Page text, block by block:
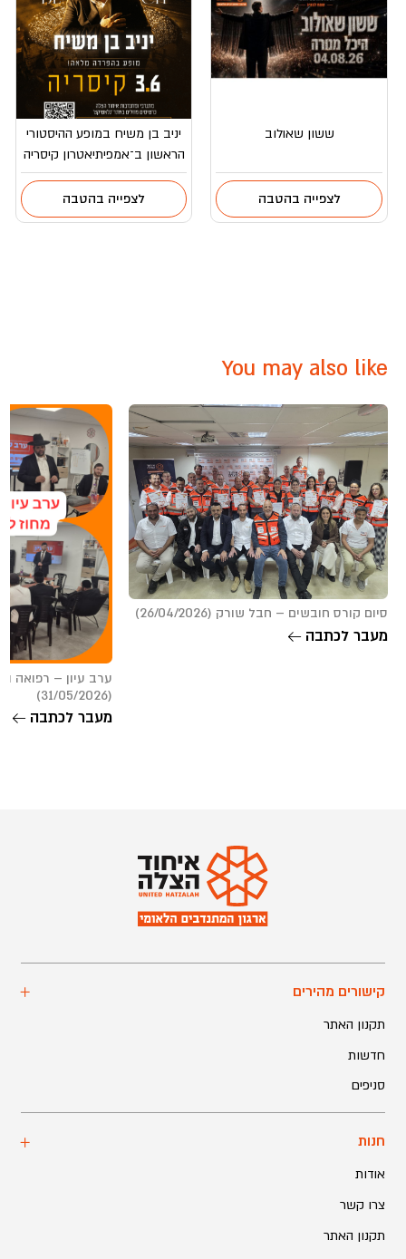
ששון שאולוב
לצפייה בהטבה
יניב בן משיח במופע ההיסטורי
הראשון ב־אמפיתיאטרון קיסריה
לצפייה בהטבה
You may also like
סיום קורס חובשים – חבל שורק (26/04/2026)
מעבר לכתבה
ערב עיון – רפואה
(31/05/2026)
מעבר לכתבה
קישורים מהירים
תקנון האתר
חדשות
סניפים
חנות
אודות
צרו קשר
תקנון האתר